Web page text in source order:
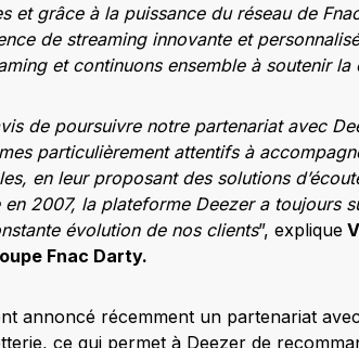
et grâce à la puissance du réseau de
de streaming innovante et
et continuons ensemble à soutenir la
de poursuivre notre partenariat avec
particulièrement attentifs à
en leur proposant des solutions
en 2007, la plateforme Deezer a toujours
évolution de nos clients”, explique
Fnac Darty.
annoncé récemment un partenariat
ce qui permet à Deezer de